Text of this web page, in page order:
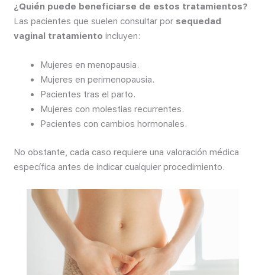
¿Quién puede beneficiarse de estos tratamientos?
Las pacientes que suelen consultar por sequedad
vaginal tratamiento incluyen:
Mujeres en menopausia.
Mujeres en perimenopausia.
Pacientes tras el parto.
Mujeres con molestias recurrentes.
Pacientes con cambios hormonales.
No obstante, cada caso requiere una valoración médica
específica antes de indicar cualquier procedimiento.